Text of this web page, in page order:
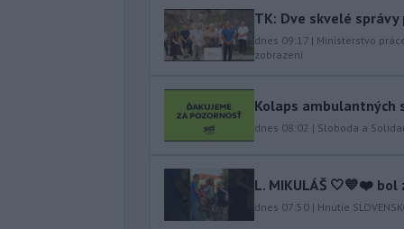
TK: Dve skvelé
dnes 09:17 | Ministerstvo
zobrazení
Kolaps ambulantných
dnes 08:02 | Sloboda a
L. MIKULÁŠ 🤍💙❤️ bol
dnes 07:50 | Hnutie